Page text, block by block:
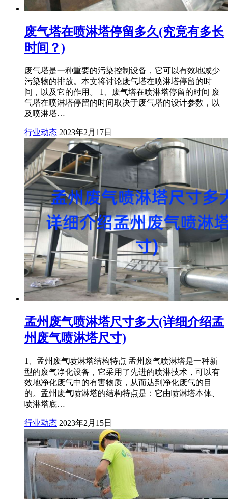
废气塔在喷淋塔停留多久(究竟有多长
时间？)
废气塔是一种重要的污染控制设备，它可以有效地减少
污染物的排放。本文将讨论废气塔在喷淋塔停留的时
间，以及它的作用。 1、废气塔在喷淋塔停留的时间 废
气塔在喷淋塔停留的时间取决于废气塔的设计参数，以
及喷淋塔…
行业动态 2023年2月17日
孟州废气喷淋塔尺寸多大(详细介绍孟
州废气喷淋塔尺寸)
1、孟州废气喷淋塔结构特点 孟州废气喷淋塔是一种新
型的废气净化设备，它采用了先进的喷淋技术，可以有
效地净化废气中的有害物质，从而达到净化废气的目
的。孟州废气喷淋塔的结构特点是：它由喷淋塔本体、
喷淋塔底…
行业动态 2023年2月15日